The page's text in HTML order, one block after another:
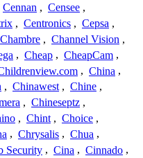
Cennan , Censee ,
, Centronics , Cepsa ,
Chambre , Channel Vision ,
, Cheap , CheapCam ,
, China ,
, Chinawest , Chine ,
, Chineseptz ,
, Chint , Choice ,
, Chrysalis , Chua ,
Security , Cina , Cinnado ,